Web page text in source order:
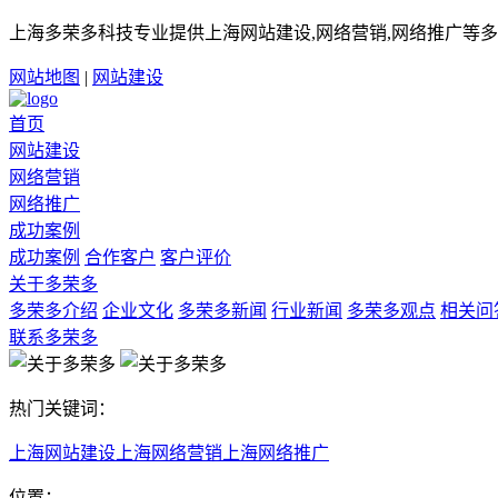
上海多荣多科技专业提供上海网站建设,网络营销,网络推广等
网站地图 | 网站建设
首页
网站建设
网络营销
网络推广
成功案例
成功案例 合作客户 客户评价
关于多荣多
多荣多介绍 企业文化 多荣多新闻 行业新闻 多荣多观点 相关问
联系多荣多
热门关键词：
上海网站建设 上海网络营销 上海网络推广